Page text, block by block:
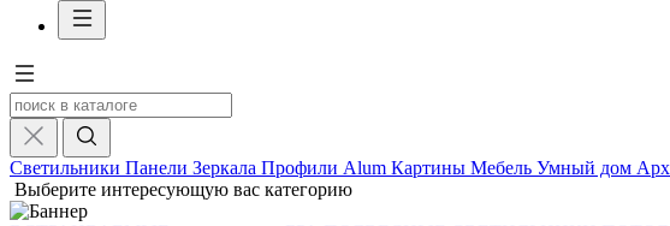
Светильники Панели Зеркала Профили Alum Картины Мебель Умный дом
Выберите интересующую вас категорию